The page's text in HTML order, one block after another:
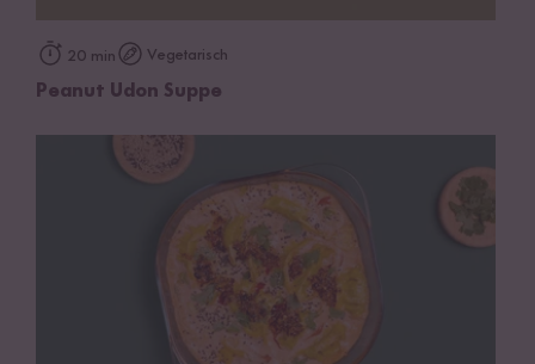
20 min Vegetarisch
Peanut Udon Suppe